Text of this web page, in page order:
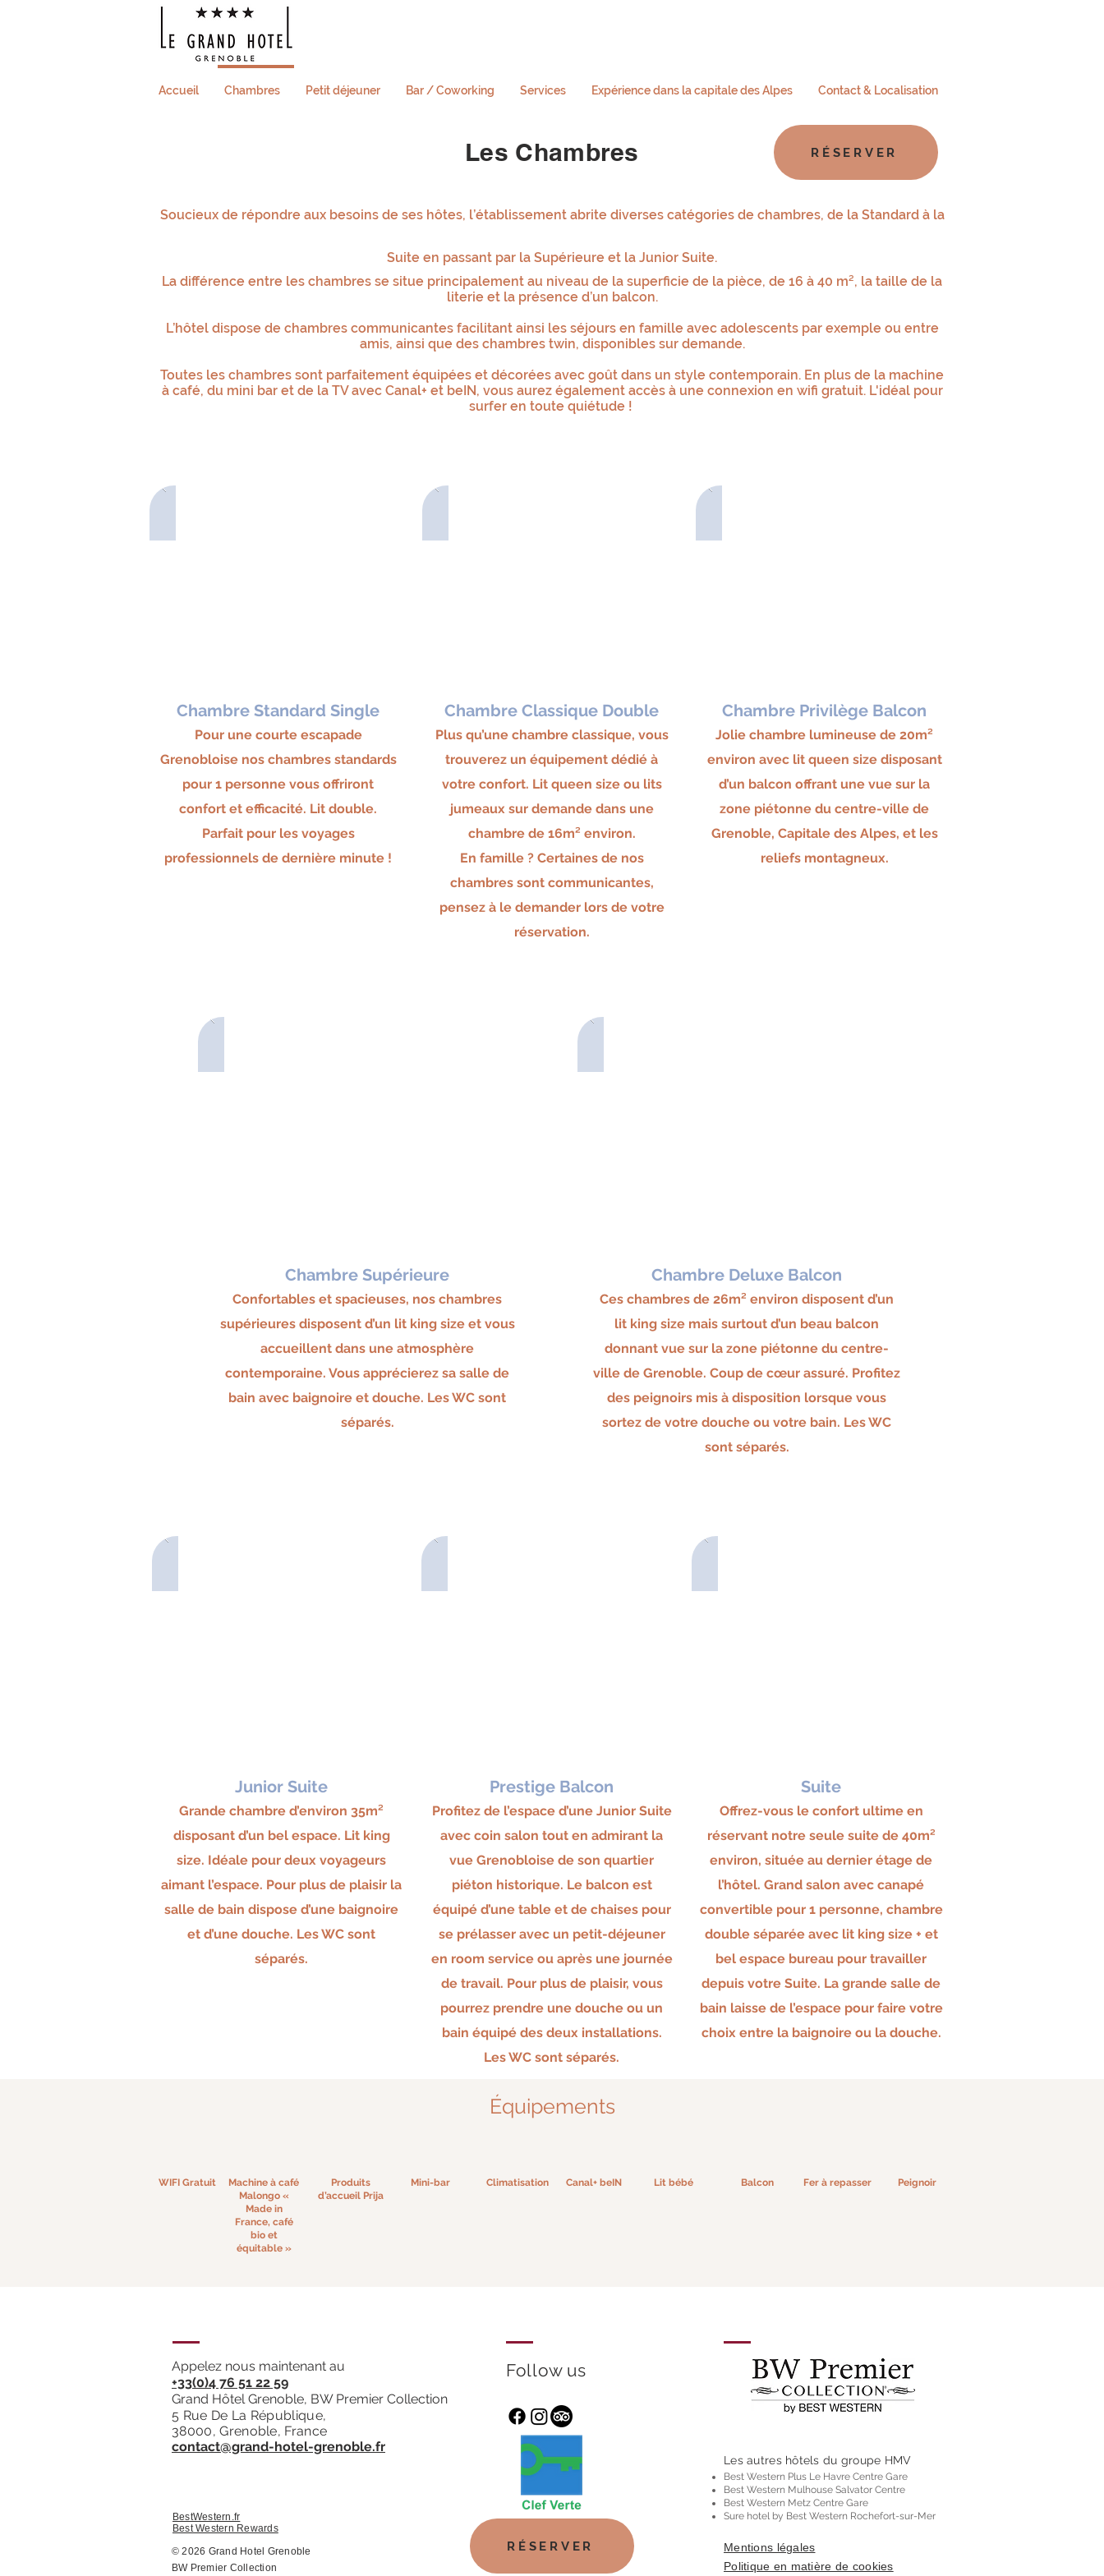
Accueil Chambres Petit déjeuner Bar / Coworking Services Expérience dans la capitale des Alpes Contact & Localisation
Les Chambres RÉSERVER
Soucieux de répondre aux besoins de ses hôtes, l’établissement abrite diverses catégories de chambres, de la Standard à la
Suite en passant par la Supérieure et la Junior Suite.
La différence entre les chambres se situe principalement au niveau de la superficie de la pièce, de 16 à 40 m², la taille de la
literie et la présence d’un balcon.
L’hôtel dispose de chambres communicantes facilitant ainsi les séjours en famille avec adolescents par exemple ou entre
amis, ainsi que des chambres twin, disponibles sur demande.
Toutes les chambres sont parfaitement équipées et décorées avec goût dans un style contemporain. En plus de la machine
à café, du mini bar et de la TV avec Canal+ et beIN, vous aurez également accès à une connexion en wifi gratuit. L'idéal pour
surfer en toute quiétude !
Chambre Standard Single
Pour une courte escapade
Grenobloise nos chambres standards
pour 1 personne vous offriront
confort et efficacité. Lit double.
Parfait pour les voyages
professionnels de dernière minute !
Chambre Classique Double
Plus qu’une chambre classique, vous
trouverez un équipement dédié à
votre confort. Lit queen sizeou lits
jumeaux sur demande dans une
chambre de 16m² environ.
En famille ? Certaines de nos
chambres sont communicantes,
pensez à le demander lors de votre
réservation.
Chambre Privilège Balcon
Jolie chambre lumineuse de 20m²
environ avec lit queen sizedisposant
d’un balcon offrant une vue sur la
zone piétonne du centre-ville de
Grenoble, Capitale des Alpes, et les
reliefs montagneux.
Chambre Supérieure
Confortables et spacieuses, nos chambres
supérieures disposent d’un lit king sizeet vous
accueillent dans une atmosphère
contemporaine. Vous apprécierez sa salle de
bain avec baignoire et douche. Les WC sont
séparés.
Chambre Deluxe Balcon
Ces chambres de 26m² environ disposent d’un
lit king size mais surtout d’un beau balcon
donnant vue sur la zone piétonne du centre-
ville de Grenoble. Coup de cœur assuré. Profitez
des peignoirs mis à disposition lorsque vous
sortez de votre douche ou votre bain. Les WC
sont séparés.
Junior Suite
Grande chambre d’environ 35m²
disposant d’un bel espace. Lit king
size. Idéale pour deux voyageurs
aimant l’espace. Pour plus de plaisir la
salle de bain dispose d’une baignoire
et d’une douche. Les WC sont
séparés.
Prestige Balcon
Profitez de l’espace d’une Junior Suite
avec coin salon tout en admirant la
vue Grenobloise de son quartier
piéton historique. Le balcon est
équipé d’une table et de chaises pour
se prélasser avec un petit-déjeuner
en room service ou après une journée
de travail. Pour plus de plaisir, vous
pourrez prendre une douche ou un
bain équipé des deux installations.
Les WC sont séparés.
Suite
Offrez-vous le confort ultime en
réservant notre seule suite de 40m²
environ, située au dernier étage de
l’hôtel. Grand salon avec canapé
convertible pour 1 personne, chambre
double séparée avec lit king size + et
bel espace bureau pour travailler
depuis votre Suite. La grande salle de
bain laisse de l’espace pour faire votre
choix entre la baignoire ou la douche.
Équipements
WIFI Gratuit
Machine à café
Malongo «
Made in
France, café
bio et
équitable »
Produits
d’accueil Prija
Mini-bar Climatisation Canal+ beIN Lit bébé Balcon Fer à repasser Peignoir
Appelez nous maintenant au
+33(0)4 76 51 22 59
Grand Hôtel Grenoble, BW Premier Collection
5 Rue De La République,
38000, Grenoble, France
contact@grand-hotel-grenoble.fr
Follow us
BestWestern.fr
Best Western Rewards
© 2026 Grand Hotel Grenoble
BW Premier Collection
RÉSERVER
Les autres hôtels du groupe HMV
Best Western Plus Le Havre Centre Gare
Best Western Mulhouse Salvator Centre
Best Western Metz Centre Gare
Sure hotel by Best Western Rochefort-sur-Mer
Mentions légales
Politique en matière de cookies